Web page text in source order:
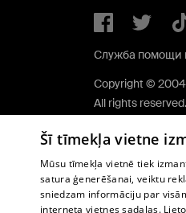
Служба помощи
Copyright ©
All rights reserved.
Šī tīmekļa vietne
Mūsu tīmekļa vietnē tiek
satura ģenerēšanai, veiktu
sniedzam informāciju par
interneta vietnes sadaļas.